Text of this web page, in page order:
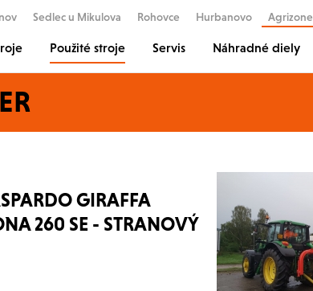
Sedlec u Mikulova Rohovce Hurbanovo Agrizone
Použité stroje Servis Náhradné diely
GIRAFFA
260 SE - STRANOVÝ